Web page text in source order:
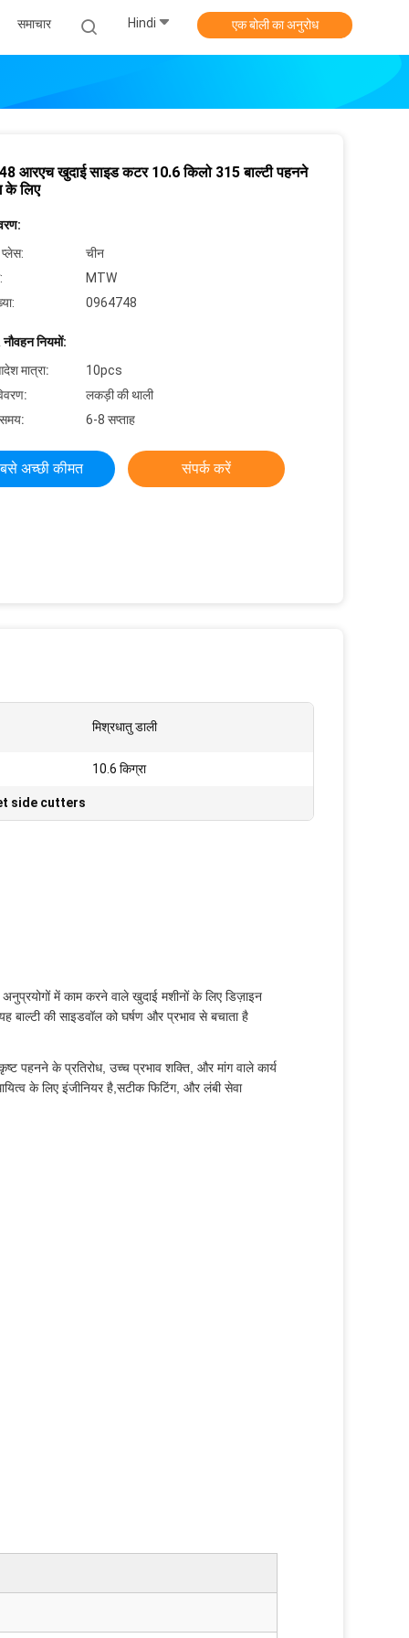
समाचार Hindi एक बोली का अनुरोध
आरएच खुदाई साइड कटर 10.6 किलो 315 बाल्टी पहनने
के लिए
प्लेस:
चीन
MTW
0964748
नियमों:
मात्रा:
10pcs
लकड़ी की थाली
6-8 सप्ताह
अच्छी कीमत संपर्क करें
मिश्रधातु डाली
10.6 किग्रा
side cutters
में काम करने वाले खुदाई मशीनों के लिए डिज़ाइन
बाल्टी की साइडवॉल को घर्षण और प्रभाव से बचाता है
पहनने के प्रतिरोध, उच्च प्रभाव शक्ति, और मांग वाले कार्य
के लिए इंजीनियर है,सटीक फिटिंग, और लंबी सेवा